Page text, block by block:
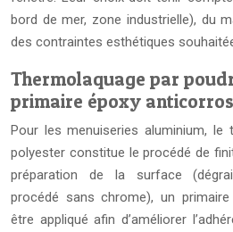
bord de mer, zone industrielle), du
des contraintes esthétiques
Thermolaquage par
primaire époxy
Pour les menuiseries aluminium, le
polyester constitue le procédé de
préparation de la surface
procédé sans chrome), un
être appliqué afin d’améliorer